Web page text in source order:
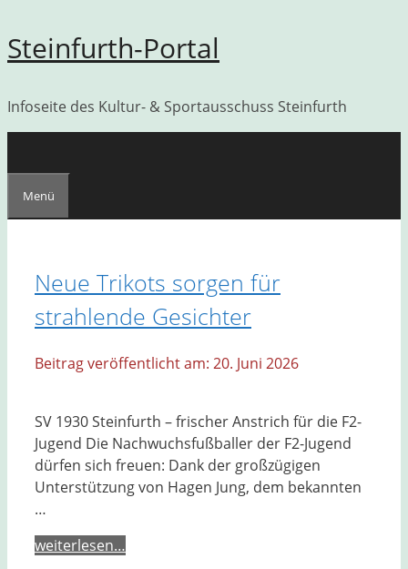
Zum
Inhalt
Steinfurth-Portal
Infoseite des Kultur- & Sportausschuss Steinfurth
Menü
Neue Trikots sorgen für
strahlende Gesichter
20. Juni 2026
SV 1930 Steinfurth – frischer Anstrich für die F2-
Jugend Die Nachwuchsfußballer der F2-Jugend
dürfen sich freuen: Dank der großzügigen
Unterstützung von Hagen Jung, dem bekannten
…
weiterlesen…